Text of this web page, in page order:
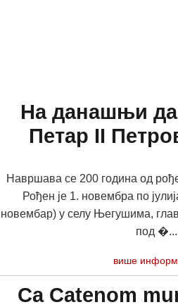
На данашњи
Петар II
Навршава се 200 година од
Рођен је 1. новембра по
новембар) у селу Његушима,
под
више
Са Catenom